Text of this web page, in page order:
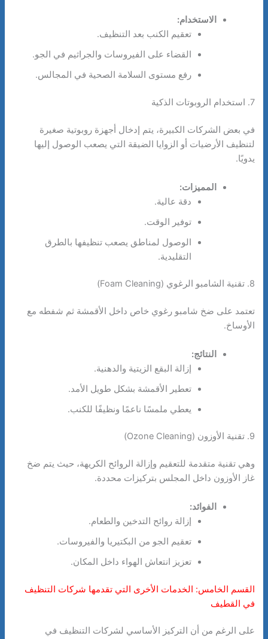
الاستخدام:
تعقيم الكنب بعد التنظيف.
القضاء على الفيروسات والجراثيم في الجو.
رفع مستوى السلامة الصحية في المجالس.
7. استخدام الروبوتات الذكية
في بعض الشركات الكبيرة، يتم إدخال أجهزة روبوتية صغيرة
لتنظيف الأرضيات أو الزوايا الضيقة التي يصعب الوصول إليها
يدويًا.
المميزات:
دقة عالية.
توفير الوقت.
الوصول لمناطق يصعب تنظيفها بالطرق
التقليدية.
8. تقنية الشامبو الرغوي (Foam Cleaning)
تعتمد على ضخ شامبو رغوي خاص داخل الأقمشة ثم شفطه مع
الأوساخ.
النتائج:
إزالة البقع الزيتية والدهنية.
تعطير الأقمشة بشكل طويل الأمد.
يعطي ملمسًا ناعمًا ونظيفًا للكنب.
9. تقنية الأوزون (Ozone Cleaning)
وهي تقنية متقدمة للتعقيم وإزالة الروائح الكريهة، حيث يتم ضخ
غاز الأوزون داخل المجلس بتركيزات محددة.
الفوائد:
إزالة روائح التدخين والطعام.
تعقيم الجو من البكتيريا والفيروسات.
تعزيز انتعاش الهواء داخل المكان.
القسم الخامس: الخدمات الأخرى التي تقدمها شركات التنظيف
في القطيف
على الرغم من أن التركيز الأساسي لشركات التنظيف في